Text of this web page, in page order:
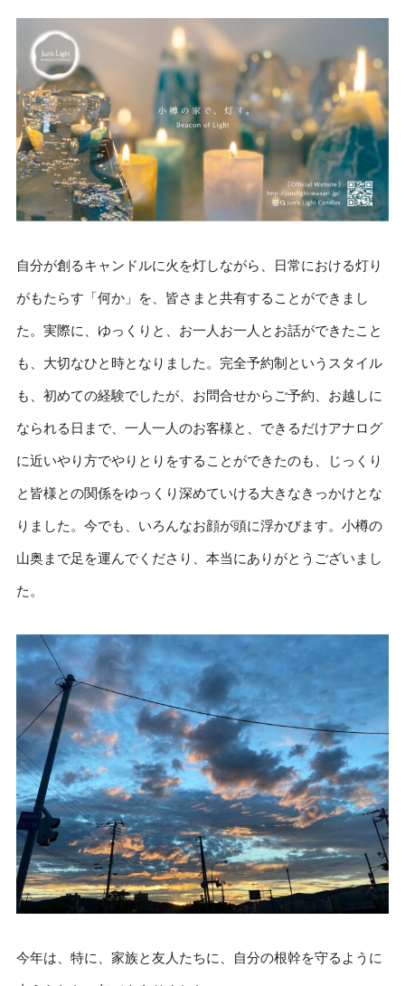
自分が創るキャンドルに火を灯しながら、日常における灯り
がもたらす「何か」を、皆さまと共有することができまし
た。実際に、ゆっくりと、お一人お一人とお話ができたこと
も、大切なひと時となりました。完全予約制というスタイル
も、初めての経験でしたが、お問合せからご予約、お越しに
なられる日まで、一人一人のお客様と、できるだけアナログ
に近いやり方でやりとりをすることができたのも、じっくり
と皆様との関係をゆっくり深めていける大きなきっかけとな
りました。今でも、いろんなお顔が頭に浮かびます。小樽の
山奥まで足を運んでくださり、本当にありがとうございまし
た。
今年は、特に、家族と友人たちに、自分の根幹を守るように